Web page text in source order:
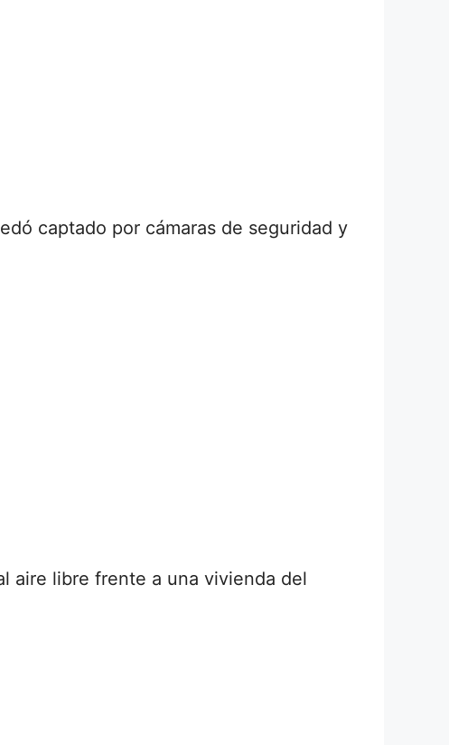
captado por cámaras de seguridad y
aire libre frente a una vivienda del